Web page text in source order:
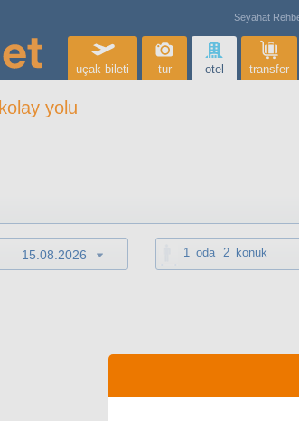
Seyahat
uçak bileti tur otel transfer
kolay yolu
1 oda 2 konuk